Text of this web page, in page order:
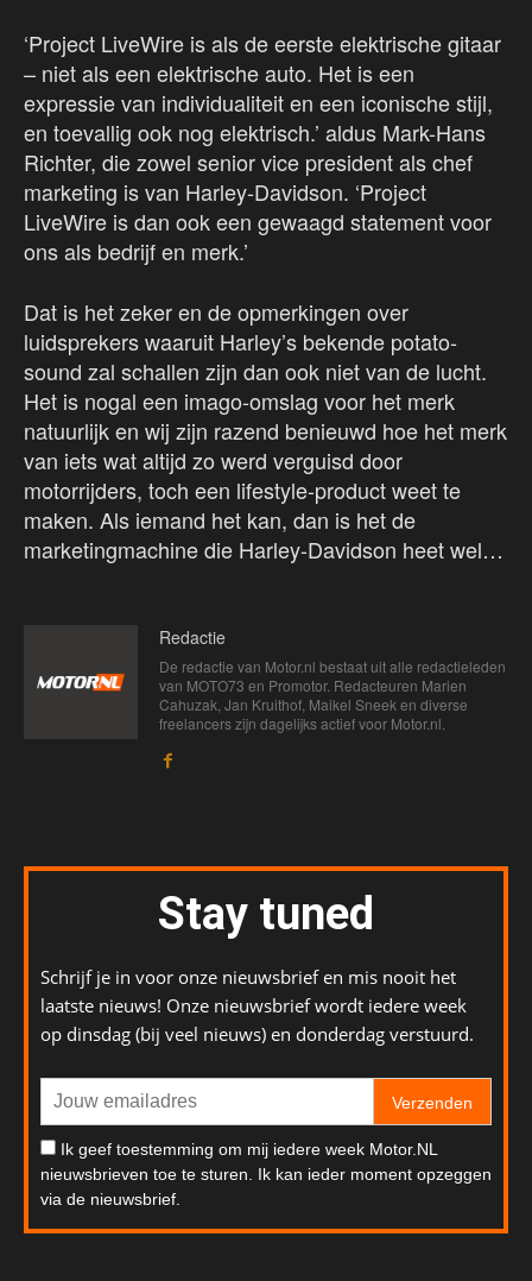
‘Project LiveWire is als de eerste elektrische gitaar
– niet als een elektrische auto. Het is een
expressie van individualiteit en een iconische stijl,
en toevallig ook nog elektrisch.’ aldus Mark-Hans
Richter, die zowel senior vice president als chef
marketing is van Harley-Davidson. ‘Project
LiveWire is dan ook een gewaagd statement voor
ons als bedrijf en merk.’
Dat is het zeker en de opmerkingen over
luidsprekers waaruit Harley’s bekende potato-
sound zal schallen zijn dan ook niet van de lucht.
Het is nogal een imago-omslag voor het merk
natuurlijk en wij zijn razend benieuwd hoe het merk
van iets wat altijd zo werd verguisd door
motorrijders, toch een lifestyle-product weet te
maken. Als iemand het kan, dan is het de
marketingmachine die Harley-Davidson heet wel…
Redactie
De redactie van Motor.nl bestaat uit alle redactieleden
van MOTO73 en Promotor. Redacteuren Marien
Cahuzak, Jan Kruithof, Maikel Sneek en diverse
freelancers zijn dagelijks actief voor Motor.nl.
Stay tuned
Schrijf je in voor onze nieuwsbrief en mis nooit het
laatste nieuws! Onze nieuwsbrief wordt iedere week
op dinsdag (bij veel nieuws) en donderdag verstuurd.
Verzenden
Ik geef toestemming om mij iedere week Motor.NL
nieuwsbrieven toe te sturen. Ik kan ieder moment opzeggen
via de nieuwsbrief.